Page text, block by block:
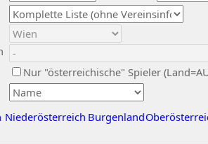
Nur "österreichische" Spieler
Niederösterreich Burgenland